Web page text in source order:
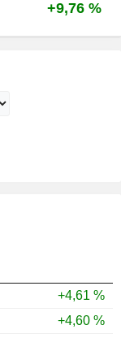
+9,76 %
+4,61 %
+4,60 %